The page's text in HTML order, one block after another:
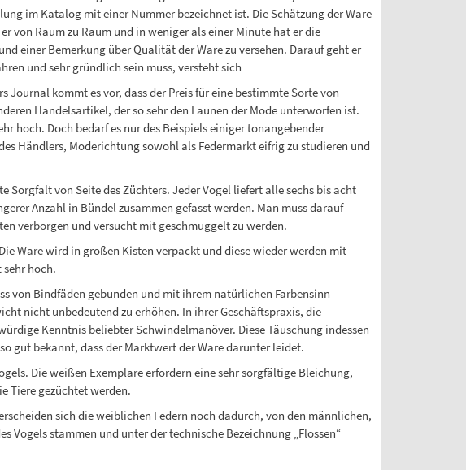
im Katalog mit einer Nummer bezeichnet ist. Die Schätzung der Ware
von Raum zu Raum und in weniger als einer Minute hat er die
einer Bemerkung über Qualität der Ware zu versehen. Darauf geht er
und sehr gründlich sein muss, versteht sich
kommt es vor, dass der Preis für eine bestimmte Sorte von
Handelsartikel, der so sehr den Launen der Mode unterworfen ist.
hoch. Doch bedarf es nur des Beispiels einiger tonangebender
Händlers, Moderichtung sowohl als Federmarkt eifrig zu studieren und
von Seite des Züchters. Jeder Vogel liefert alle sechs bis acht
Anzahl in Bündel zusammen gefasst werden. Man muss darauf
verborgen und versucht mit geschmuggelt zu werden.
Ware wird in großen Kisten verpackt und diese wieder werden mit
hoch.
von Bindfäden gebunden und mit ihrem natürlichen Farbensinn
nicht unbedeutend zu erhöhen. In ihrer Geschäftspraxis, die
Kenntnis beliebter Schwindelmanöver. Diese Täuschung indessen
gut bekannt, dass der Marktwert der Ware darunter leidet.
Die weißen Exemplare erfordern eine sehr sorgfältige Bleichung,
Tiere gezüchtet werden.
sich die weiblichen Federn noch dadurch, von den männlichen,
Vogels stammen und unter der technische Bezeichnung „Flossen“